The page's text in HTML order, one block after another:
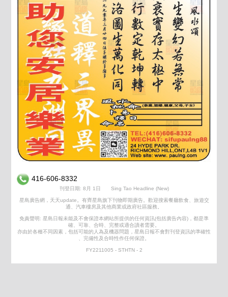
416-606-8332
刊登日期: 8月 1日 Sing Tao Headline (New)
星島廣告網，天天update。有齊星島旗下刊物即期廣告。歡迎搜索餐廳飲食、旅遊交
通、汽車樓房及其他商業或政府社區服務。
免責聲明: 星島日報未能及不會保證本網站所提供的任何資訊(包括廣告內容)，都是準
確、可靠、合時、完整或適合讀者需要。
亦由於各種不同因素，包括可能的人為及機器問題，星島日報不會對刊登資訊的準確性
、完備性及合時性作任何保證。
FY2211005 - STHTN - 2